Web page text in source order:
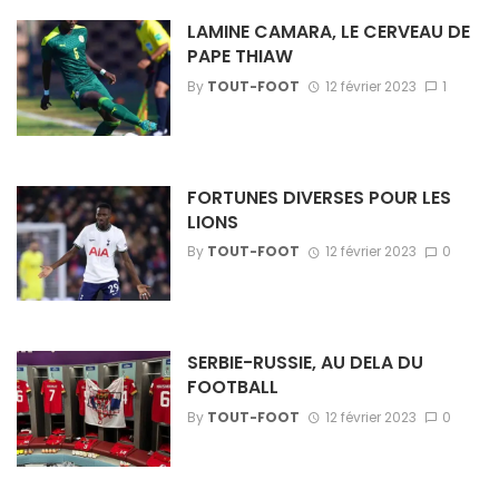
LAMINE CAMARA, LE CERVEAU DE
PAPE THIAW
By TOUT-FOOT 12 février 2023 1
FORTUNES DIVERSES POUR LES
LIONS
By TOUT-FOOT 12 février 2023 0
SERBIE-RUSSIE, AU DELA DU
FOOTBALL
By TOUT-FOOT 12 février 2023 0